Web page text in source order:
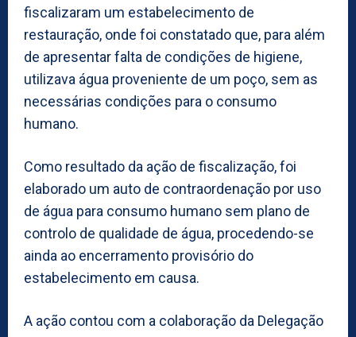
fiscalizaram um estabelecimento de
restauração, onde foi constatado que, para além
de apresentar falta de condições de higiene,
utilizava água proveniente de um poço, sem as
necessárias condições para o consumo
humano.
Como resultado da ação de fiscalização, foi
elaborado um auto de contraordenação por uso
de água para consumo humano sem plano de
controlo de qualidade de água, procedendo-se
ainda ao encerramento provisório do
estabelecimento em causa.
A ação contou com a colaboração da Delegação